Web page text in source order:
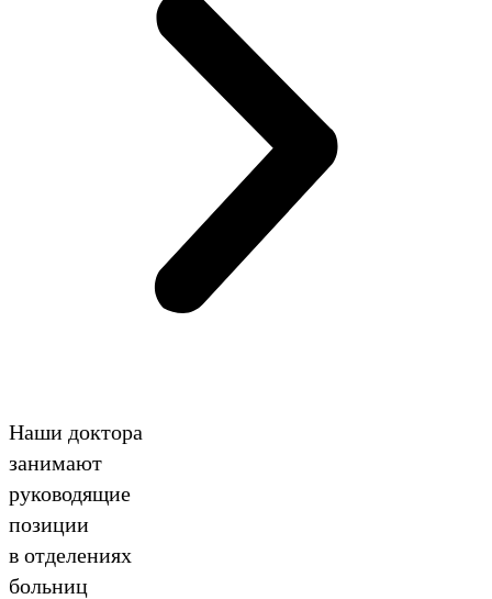
Наши доктора
занимают
руководящие
позиции
в отделениях
больниц